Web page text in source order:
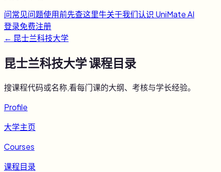
问常见问题使用前先查这里牛关于我们认识 UniMate AI
登录免费注册
← 昆士兰科技大学
昆士兰科技大学课程目录
搜课程代码或名称,看每门课的大纲、考核与学长经验。
Profile
大学主页
Courses
课程目录